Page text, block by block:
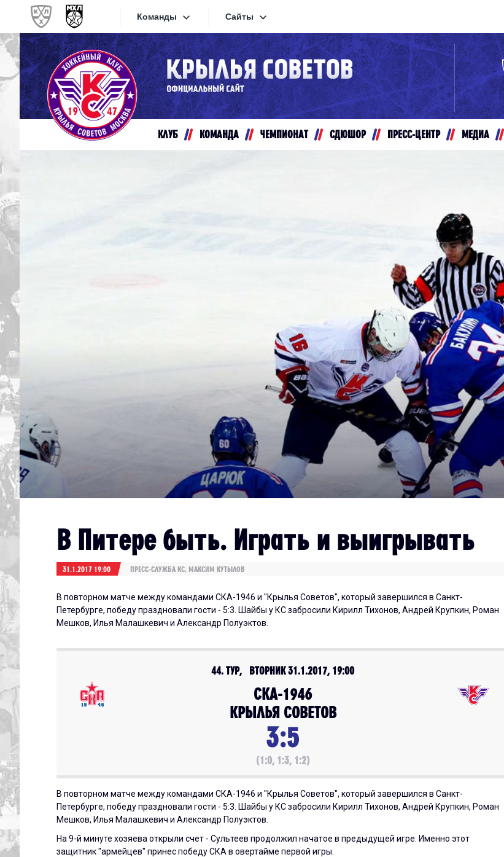
Команды
Конференция «Запад»
Дивизион Золотой
Академия Михайлова
МХК Динамо-Карелия
МХК Спартак-МАХ
Сахалинские Акулы
СМО МХК Атлант
ХК Капитан
Конференция «Восток»
Дивизион Золотой
Авто
АКМ-Новомосковск
Красноярские Рыси
Ладья
Локо-76
МХК Молот
Реактор
Сибирские Cнайперы
Сайты
Сайты
Видеотрансляции
Хайлайты
КЛУБ КОМАНДА ЧЕМПИОНАТ СДЮШОР ПРЕСС-ЦЕНТР МЕДИА
В Питере быть. Играть и выигрывать
31.1.2017 19:00 ПРЕСС-СЛУЖБА КС, МАКСИМ КУТЫЛОВ
В повторном матче между командами СКА-1946 и "Крылья Советов", который завершился в Санкт-
Петербурге, победу праздновали гости - 5:3. Шайбы у КС забросили Кирилл Тихонов, Андрей Крупкин, Роман
Мешков, Илья Малашкевич и Александр Полуэктов.
44. ТУР, ВТОРНИК 31.1.2017, 19:00
СКА-1946
КРЫЛЬЯ СОВЕТОВ
3:5
(1:0, 1:3, 1:2)
В повторном матче между командами СКА-1946 и "Крылья Советов", который завершился в Санкт-
Петербурге, победу праздновали гости - 5:3. Шайбы у КС забросили Кирилл Тихонов, Андрей Крупкин, Роман
Мешков, Илья Малашкевич и Александр Полуэктов.
На 9-й минуте хозяева открыли счет - Сультеев продолжил начатое в предыдущей игре. Именно этот
защитник "армейцев" принес победу СКА в овертайме первой игры.